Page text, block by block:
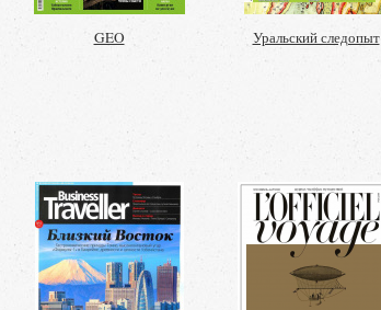
GEO Уральский следопыт